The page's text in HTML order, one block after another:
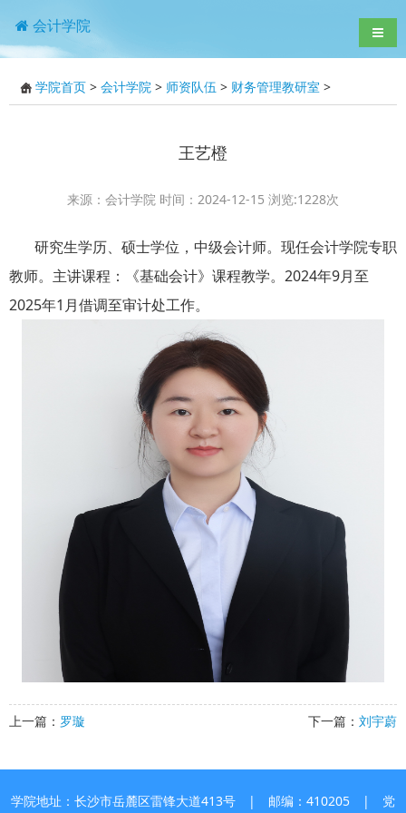
会计学院 导航
学院首页 > 会计学院 > 师资队伍 > 财务管理教研室 >
王艺橙
来源：会计学院 时间：2024-12-15 浏览:1228次
研究生学历、硕士学位，中级会计师。现任会计学院专职
教师。主讲课程：《基础会计》课程教学。2024年9月至
2025年1月借调至审计处工作。
上一篇： 罗璇 下一篇： 刘宇蔚
学院地址：长沙市岳麓区雷锋大道413号 | 邮编：410205 | 党